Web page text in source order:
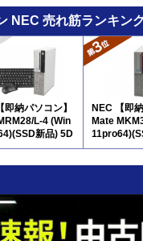
NEC 売れ筋ランキン
即納パソコン】
L-4 (Win
新品) 5D
NEC 【即
Mate
9